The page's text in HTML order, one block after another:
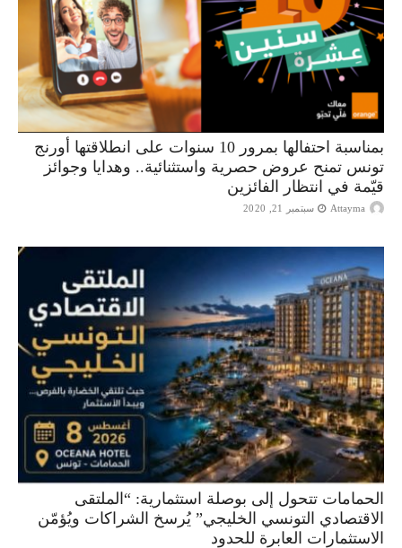
بمناسبة احتفالها بمرور 10 سنوات على انطلاقتها أورنج
تونس تمنح عروض حصرية واستثنائية.. وهدايا وجوائز
قيّمة في انتظار الفائزين
Attayma سبتمبر 21, 2020
الحمامات تتحول إلى بوصلة استثمارية: “الملتقى
الاقتصادي التونسي الخليجي” يُرسخ الشراكات ويُؤمّن
الاستثمارات العابرة للحدود